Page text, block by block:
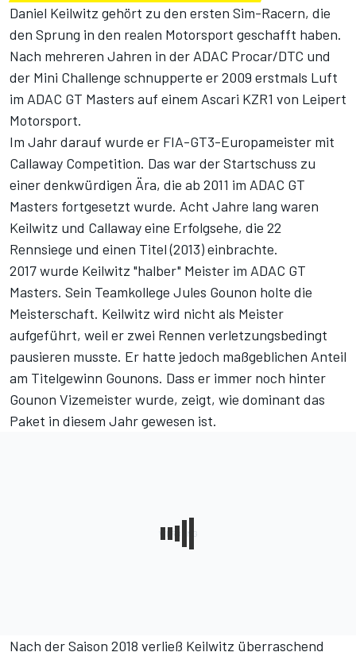
Daniel Keilwitz gehört zu den ersten Sim-Racern, die
den Sprung in den realen Motorsport geschafft haben.
Nach mehreren Jahren in der ADAC Procar/DTC und
der Mini Challenge schnupperte er 2009 erstmals Luft
im ADAC GT Masters auf einem Ascari KZR1 von Leipert
Motorsport.
Im Jahr darauf wurde er FIA-GT3-Europameister mit
Callaway Competition. Das war der Startschuss zu
einer denkwürdigen Ära, die ab 2011 im ADAC GT
Masters fortgesetzt wurde. Acht Jahre lang waren
Keilwitz und Callaway eine Erfolgsehe, die 22
Rennsiege und einen Titel (2013) einbrachte.
2017 wurde Keilwitz "halber" Meister im ADAC GT
Masters. Sein Teamkollege Jules Gounon holte die
Meisterschaft. Keilwitz wird nicht als Meister
aufgeführt, weil er zwei Rennen verletzungsbedingt
pausieren musste. Er hatte jedoch maßgeblichen Anteil
am Titelgewinn Gounons. Dass er immer noch hinter
Gounon Vizemeister wurde, zeigt, wie dominant das
Paket in diesem Jahr gewesen ist.
Nach der Saison 2018 verließ Keilwitz überraschend